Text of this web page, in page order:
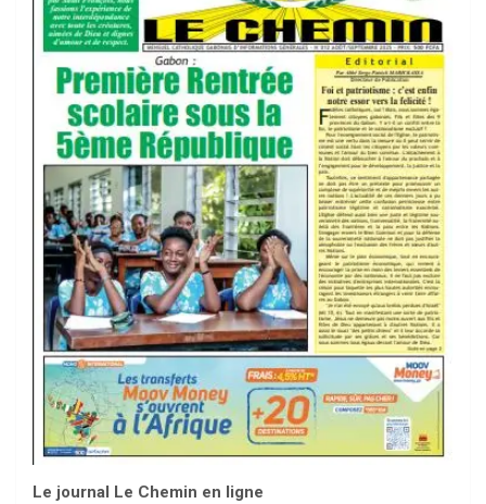
Le journal Le Chemin en ligne